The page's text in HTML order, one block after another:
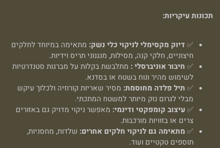
תכונות עיקריות:
✅ דיוק מקסימלי לניקוי כלי נשק: מתאימה במיוחד לחלקים
חיצוניים, חלקי קנה, מסילות, מנגנוני תריס וידיות.
✅ חיבור אוניברסלי : מתלבשת בקלות על מברגות סטנדרטיות
לשימוש מהיר ונוח בשטח או בסדנא.
✅ תיל פלדה מחוסמת: מסיר שאריות קורוזיה ולכלוך עיקש
מבלי לגרום נזק מיותר למשטח המתכתי.
✅עיצוב קומפקטי ודינמי: מאפשר ניקוי מדויק גם באזורים
צרים או בזוויות מורכבות.
✅ מתאימה גם לניקוי חלקים אחרים: שלדות, מחסניות,
תוספים טקטיים ועוד.